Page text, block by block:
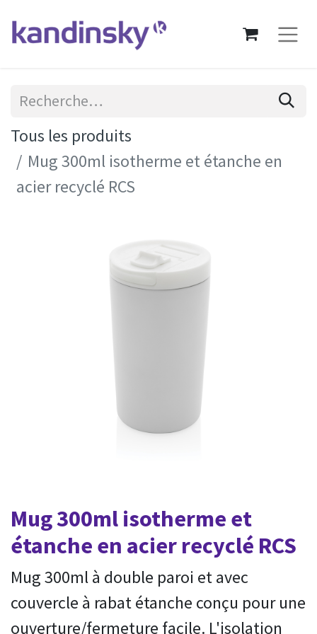
Tous les produits
Mug 300ml isotherme et étanche en
acier recyclé RCS
Mug 300ml isotherme et
étanche en acier recyclé RCS
Mug 300ml à double paroi et avec
couvercle à rabat étanche conçu pour une
ouverture/fermeture facile. L'isolation